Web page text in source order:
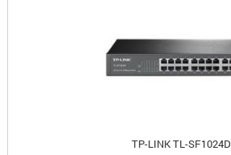
TP-LINK TL-SF1024D